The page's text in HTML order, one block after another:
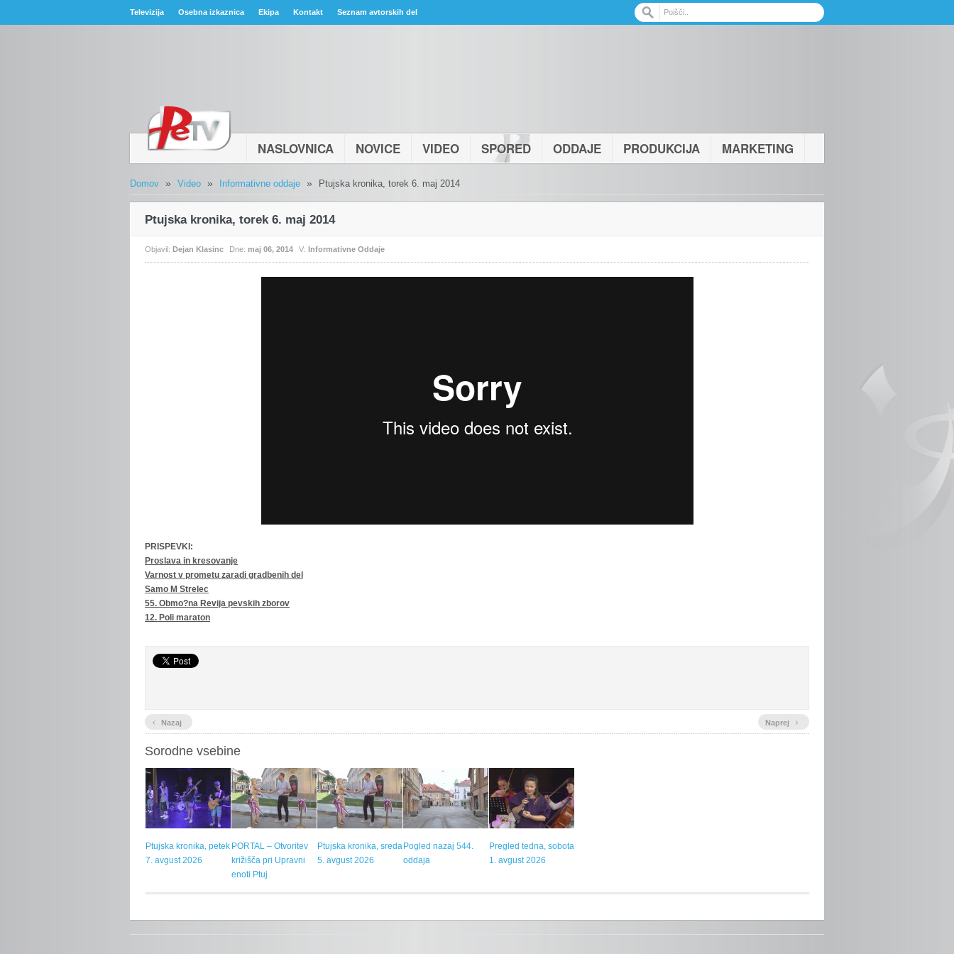
Televizija Osebna izkaznica Ekipa Kontakt Seznam avtorskih del
NASLOVNICA NOVICE VIDEO SPORED ODDAJE PRODUKCIJA MARKETING
Domov » Video » Informativne oddaje » Ptujska kronika, torek 6. maj 2014
Ptujska kronika, torek 6. maj 2014
Objavil: Dejan Klasinc Dne: maj 06, 2014 V: Informativne Oddaje
PRISPEVKI:
Proslava in kresovanje
Varnost v prometu zaradi gradbenih del
Samo M Strelec
55. Obmo?na Revija pevskih zborov
12. Poli maraton
‹ Nazaj Naprej ›
Sorodne vsebine
Ptujska kronika, petek
7. avgust 2026
PORTAL – Otvoritev
križišča pri Upravni
enoti Ptuj
Ptujska kronika, sreda
5. avgust 2026
Pogled nazaj 544.
oddaja
Pregled tedna, sobota
1. avgust 2026